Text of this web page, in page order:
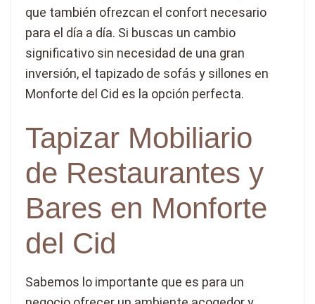
que también ofrezcan el confort necesario
para el día a día. Si buscas un cambio
significativo sin necesidad de una gran
inversión, el tapizado de sofás y sillones en
Monforte del Cid es la opción perfecta.
Tapizar Mobiliario
de Restaurantes y
Bares en Monforte
del Cid
Sabemos lo importante que es para un